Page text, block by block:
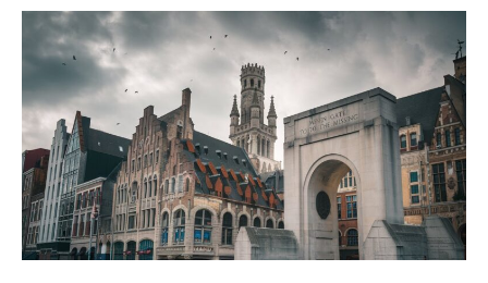
Complete
Gids
2026
+
Routes